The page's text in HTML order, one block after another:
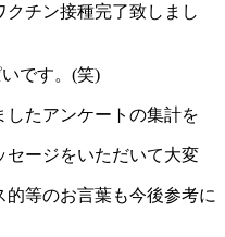
チン接種完了致しまし
です。(笑)
したアンケートの集計を
セージをいただいて大変
等のお言葉も今後参考に